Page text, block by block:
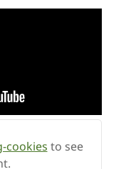
cookies to see